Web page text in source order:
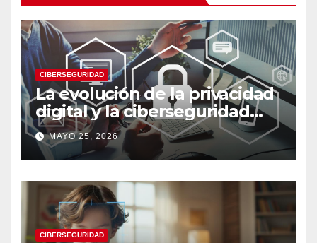
CIBERSEGURIDAD
La evolución de la privacidad
digital y la ciberseguridad
moderna
MAYO 25, 2026
CIBERSEGURIDAD